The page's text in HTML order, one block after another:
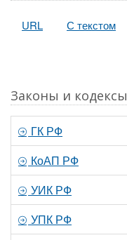
URL С текстом
Законы и кодексы
ГК РФ
КоАП РФ
УИК РФ
УПК РФ